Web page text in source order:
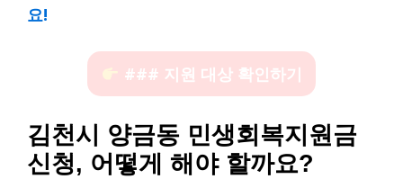
요!
### 지원 대상 확인하기
김천시 양금동 민생회복지원금
신청, 어떻게 해야 할까요?